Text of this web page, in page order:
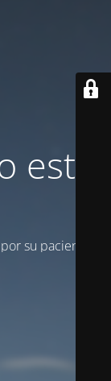
su paciencia!